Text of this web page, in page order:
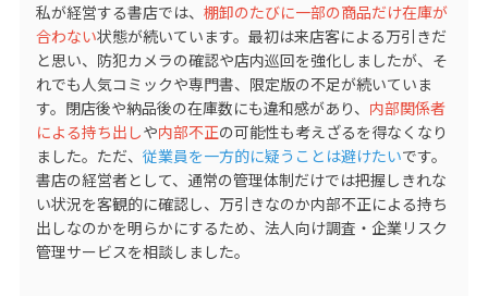
私が経営する書店では、 棚卸のたびに一部の商品だけ在庫が
合わない状態が続いています。最初は来店客による万引きだ
と思い、防犯カメラの確認や店内巡回を強化しましたが、そ
れでも人気コミックや専門書、限定版の不足が続いていま
す。閉店後や納品後の在庫数にも違和感があり、 内部関係者
による持ち出しや内部不正の可能性も考えざるを得なくなり
ました。ただ、 従業員を一方的に疑うことは避けたいです。
書店の経営者として、通常の管理体制だけでは把握しきれな
い状況を客観的に確認し、万引きなのか内部不正による持ち
出しなのかを明らかにするため、法人向け調査・企業リスク
管理サービスを相談しました。